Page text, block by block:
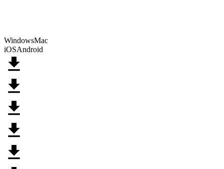
WindowsMac
iOSAndroid